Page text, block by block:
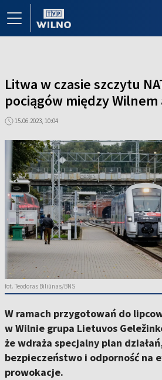
Litwa w czasie szczytu
pociągów między Wilnem
15.06.2023, 10:04
fot. Teodoras Biliūnas/BNS
W ramach przygotowań do
w Wilnie grupa Lietuvos
że ​​wdraża specjalny plan
bezpieczeństwo i odporność na
prowokacje.